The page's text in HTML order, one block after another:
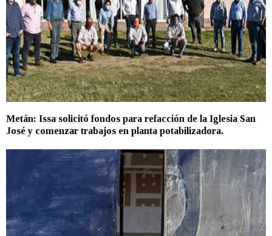
Metán: Issa solicitó fondos para refacción de la Iglesia San
José y comenzar trabajos en planta potabilizadora.